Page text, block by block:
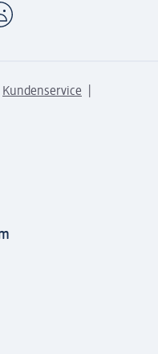
Kundenservice